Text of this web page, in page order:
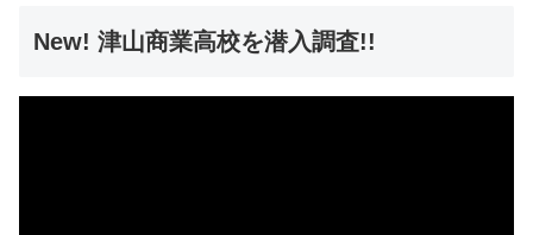
New! 津山商業高校を潜入調査!!